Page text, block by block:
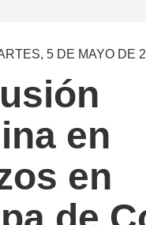
5 DE MAYO DE
en
en